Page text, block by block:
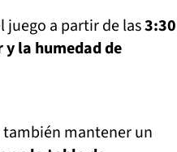
a partir de las3:30
la humedad de
también mantener un